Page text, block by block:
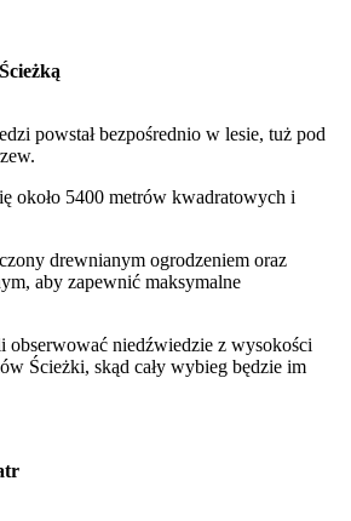
powstał bezpośrednio w lesie, tuż pod
około 5400 metrów kwadratowych i
drewnianym ogrodzeniem oraz
aby zapewnić maksymalne
obserwować niedźwiedzie z wysokości
Ścieżki, skąd cały wybieg będzie im